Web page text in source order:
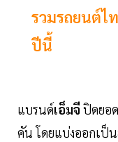
รวมรถยนต์ไ
ปีนี้
แบรนด์เอ็มจี ปิดยอ
คัน โดยแบ่งออกเป็